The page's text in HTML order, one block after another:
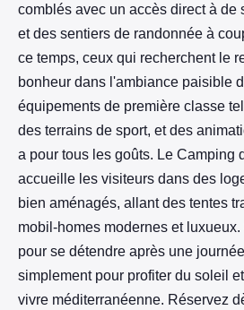
comblés avec un accès direct à de
et des sentiers de randonnée à
ce temps, ceux qui recherchent le
bonheur dans l'ambiance paisible
équipements de première classe
des terrains de sport, et des
a pour tous les goûts. Le Camping
accueille les visiteurs dans des
bien aménagés, allant des tentes
mobil-homes modernes et
pour se détendre après une
simplement pour profiter du soleil
vivre méditerranéenne. Réservez